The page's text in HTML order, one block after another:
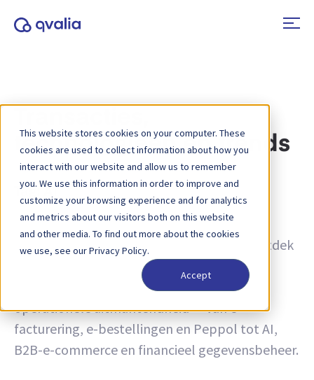
This website stores cookies on your computer. These
cookies are used to collect information about how you
interact with our website and allow us to remember
you. We use this information in order to improve and
customize your browsing experience and for analytics
and metrics about our visitors both on this website
and other media. To find out more about the cookies
we use, see our Privacy Policy.
Accept
technologieën en trends
Tag:
Inzichten in transacties, technologieën en
trends, en nieuws over productupdates. Ontdek
hoe u processen kunt verbeteren en hoe u
transactiegegevens kunt inzetten voor
operationele uitmuntendheid — van e-
facturering, e-bestellingen en Peppol tot AI,
B2B-e-commerce en financieel gegevensbeheer.